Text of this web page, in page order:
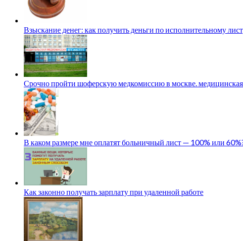
Взыскание денег: как получить деньги по исполнительному
Срочно пройти шоферскую медкомиссию в москве.
В каком размере мне оплатят больничный лист — 100% или
Как законно получать зарплату при удаленной работе